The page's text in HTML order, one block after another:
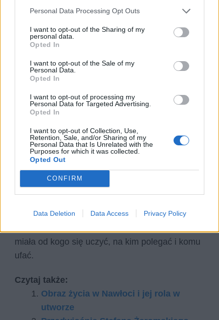
Personal Data Processing Opt Outs
I want to opt-out of the Sharing of my
personal data.
Opted In
I want to opt-out of the Sale of my
Personal Data.
Opted In
I want to opt-out of processing my
Personal Data for Targeted Advertising.
Opted In
I want to opt-out of Collection, Use,
Retention, Sale, and/or Sharing of my
Personal Data that Is Unrelated with the
Purposes for which it was collected.
Opted Out
CONFIRM
Data Deletion Data Access Privacy Policy
Przedwiośniubardzo długą drogą duchową,
zmienia się na oczach czytelnika, co jest
zasługą tak samo jego samego, jak i
drodze.
kluczowa dla jego harmonijnego rozwoju. Ten z
kolei może wyłącznie zapewnić stabilną i
uporządkowaną przyszłość. Jeśli bowiem młody
człowiek nie upora się w porę z niektórymi
dylematami wewnętrznymi i nie nauczy się
radzić sobie w konkretnych okolicznościach,
może zostać w tyle względem swoich
niemożliwa do nadgonienia w późniejszym
miała od kogo się uczyć, na kim polegać i komu
ufać.
Czytaj także:
Obraz życia w Nawłoci i jej rola w
utworze